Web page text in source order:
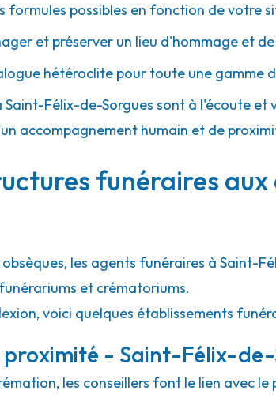
formules possibles en fonction de votre
et préserver un lieu d'hommage et de
hétéroclite pour toute une gamme
Saint-Félix-de-Sorgues sont à l'écoute
accompagnement humain et de
funéraires
les agents funéraires à Saint-
et crématoriums.
voici quelques établissements
proximité - Saint-Félix-de-
les conseillers font le lien avec